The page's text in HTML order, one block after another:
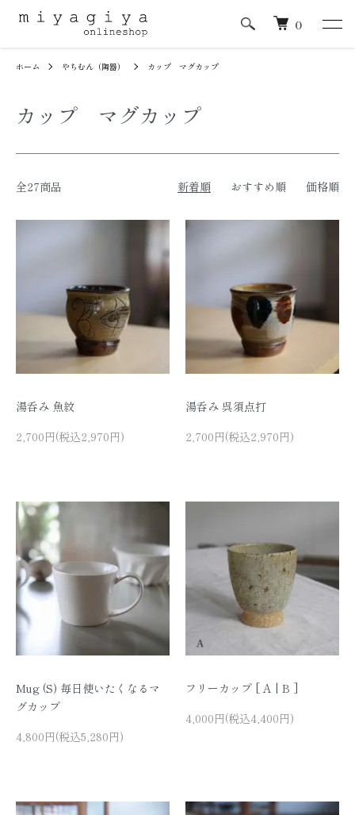
0
ホーム やちむん（陶器） カップ マグカップ
カップ マグカップ
全27商品 新着順 おすすめ順 価格順
湯呑み 魚紋
2,700円(税込2,970円)
湯呑み 呉須点打
2,700円(税込2,970円)
Mug (S) 毎日使いたくなるマ
グカップ
4,800円(税込5,280円)
フリーカップ [ A | B ]
4,000円(税込4,400円)